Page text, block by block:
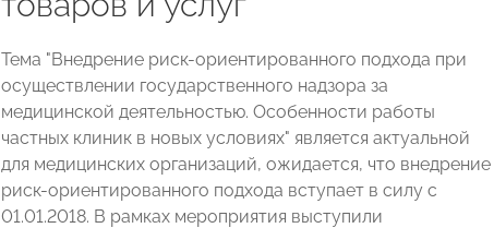
Тема "Внедрение риск-ориентированного подхода при
осуществлении государственного надзора за
медицинской деятельностью. Особенности работы
частных клиник в новых условиях" является актуальной
для медицинских организаций, ожидается, что внедрение
риск-ориентированного подхода вступает в силу с
01.01.2018. В рамках мероприятия выступили